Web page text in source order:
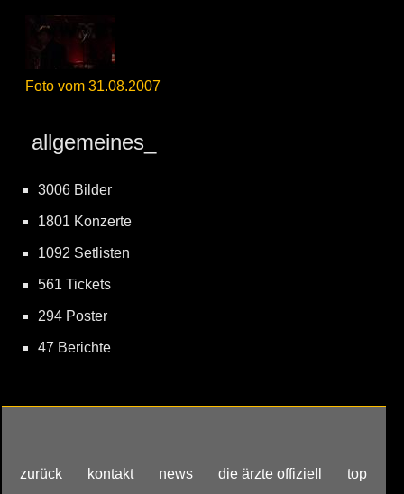
Foto vom 31.08.2007
allgemeines_
3006 Bilder
1801 Konzerte
1092 Setlisten
561 Tickets
294 Poster
47 Berichte
zurück kontakt news die ärzte offiziell top